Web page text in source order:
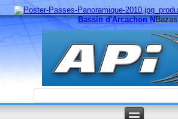
Bassin d'Arcachon NBazas